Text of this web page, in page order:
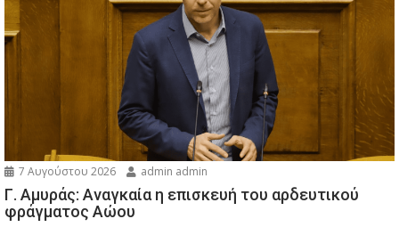
7 Αυγούστου 2026 admin admin
Γ. Αμυράς: Αναγκαία η επισκευή του αρδευτικού
φράγματος Αώου